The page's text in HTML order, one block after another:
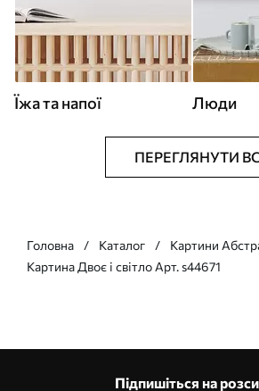
Їжа та напої Люди
ПЕРЕГЛЯНУТИ
Головна Каталог
Картини
Картина Двоє і світло Арт. s44671
Підпишіться на